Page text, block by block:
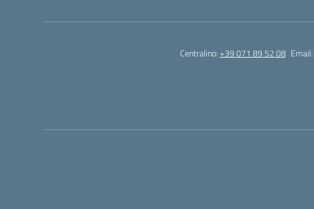
Centralino:+39 071 89 52 08 Email: